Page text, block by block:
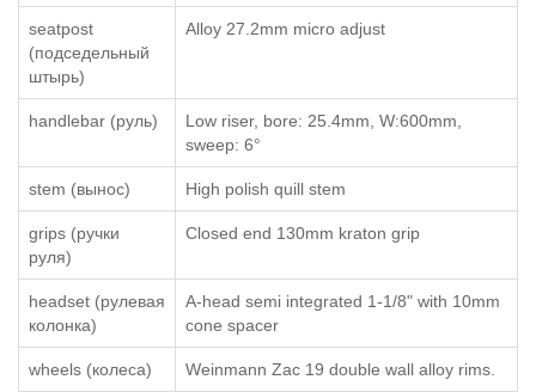
seatpost
(подседельный
штырь)
Alloy 27.2mm micro adjust
handlebar (руль)
Low riser, bore: 25.4mm, W:600mm,
sweep: 6°
stem (вынос) High polish quill stem
grips (ручки
руля)
Closed end 130mm kraton grip
headset (рулевая
колонка)
A-head semi integrated 1-1/8" with 10mm
cone spacer
wheels (колеса) Weinmann Zac 19 double wall alloy rims.